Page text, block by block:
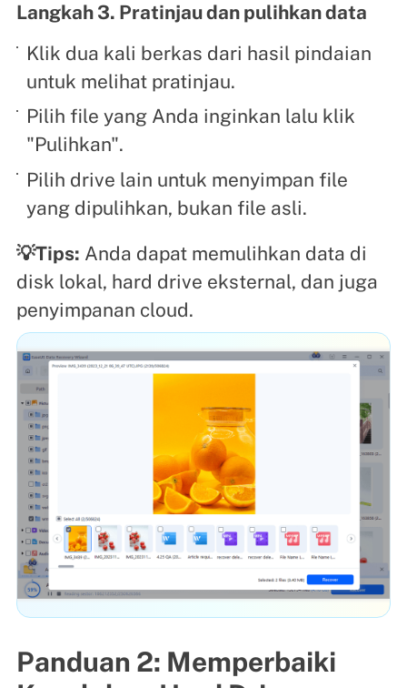
Langkah 3. Pratinjau dan pulihkan data
Klik dua kali berkas dari hasil pindaian
untuk melihat pratinjau.
Pilih file yang Anda inginkan lalu klik
"Pulihkan".
Pilih drive lain untuk menyimpan file
yang dipulihkan, bukan file asli.
💡Tips: Anda dapat memulihkan data di
disk lokal, hard drive eksternal, dan juga
penyimpanan cloud.
Panduan 2: Memperbaiki